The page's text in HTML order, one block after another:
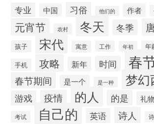
专业 中国 习俗 他们的 作者
元宵节 农村 冬天 冬季
孩子 宋代 寓意 工作 年初 年
手机 攻略 新年 时间 春
春节期间 是一个 是一种 梦幻
游戏 疫情 的人 的是 礼物
考试
自己的 英语 诗人